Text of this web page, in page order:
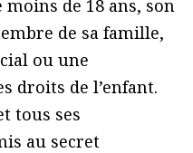
de 18 ans, son
de sa famille,
ou une
droits de l’enfant.
tous ses
au secret